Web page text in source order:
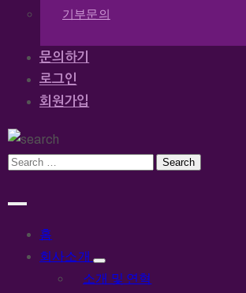
기부문의
문의하기
로그인
회원가입
홈
회사소개
소개 및 연혁